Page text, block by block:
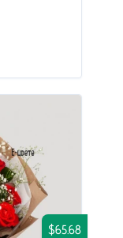
$65.68